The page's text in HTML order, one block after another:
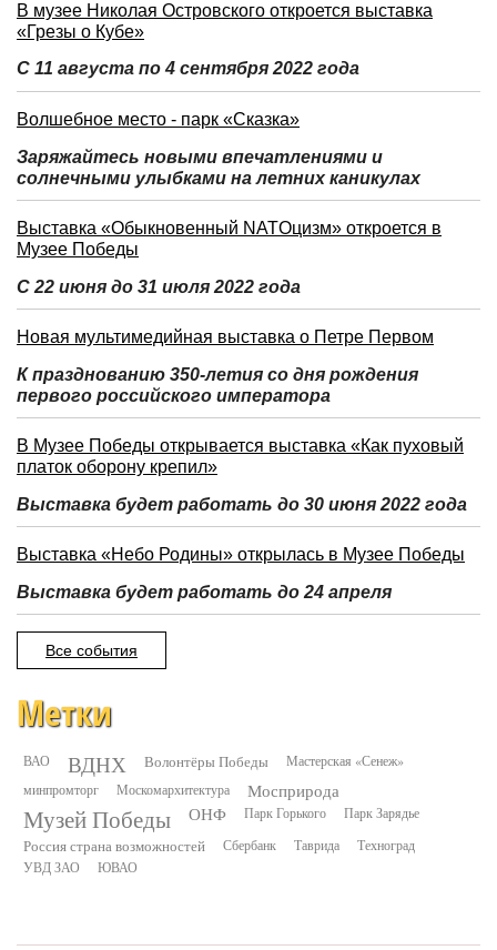
В музее Николая Островского откроется выставка
«Грезы о Кубе»
С 11 августа по 4 сентября 2022 года
Волшебное место - парк «Сказка»
Заряжайтесь новыми впечатлениями и
солнечными улыбками на летних каникулах
Выставка «Обыкновенный NATOцизм» откроется в
Музее Победы
С 22 июня до 31 июля 2022 года
Новая мультимедийная выставка о Петре Первом
К празднованию 350-летия со дня рождения
первого российского императора
В Музее Победы открывается выставка «Как пуховый
платок оборону крепил»
Выставка будет работать до 30 июня 2022 года
Выставка «Небо Родины» открылась в Музее Победы
Выставка будет работать до 24 апреля
Все события
Метки
ВАО ВДНХ Волонтёры Победы
Мастерская «Сенеж»
минпромторг
Москомархитектура Мосприрода
Музей Победы ОНФ Парк Горького Парк Зарядье
Россия страна возможностей Сбербанк Таврида
Техноград
УВД ЗАО
ЮВАО